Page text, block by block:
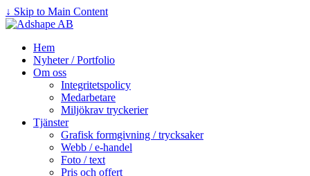
↓ Skip to Main Content
Hem
Nyheter / Portfolio
Om oss
Integritetspolicy
Medarbetare
Miljökrav tryckerier
Tjänster
Grafisk formgivning / trycksaker
Webb / e-handel
Foto / text
Pris och offert